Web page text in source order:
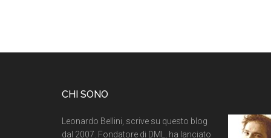
CHI SONO
Leonardo Bellini, scrive su questo blog
dal 2007. Fondatore di DML, ha lanciato